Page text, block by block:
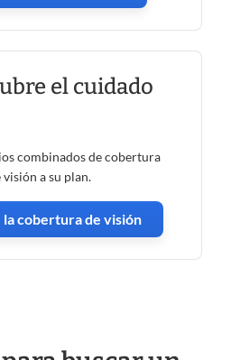
el cuidado
combinados de cobertura
a su plan.
la cobertura de visión